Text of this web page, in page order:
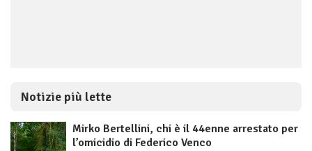
Notizie più lette
Mirko Bertellini, chi è il 44enne arrestato per
l’omicidio di Federico Venco